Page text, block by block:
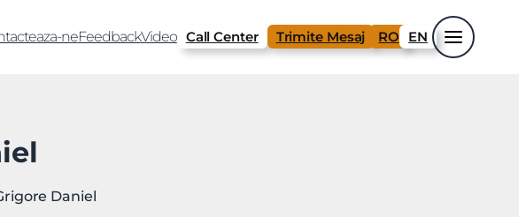
neFeedbackVideo Call Center Trimite Mesaj RO EN
Daniel